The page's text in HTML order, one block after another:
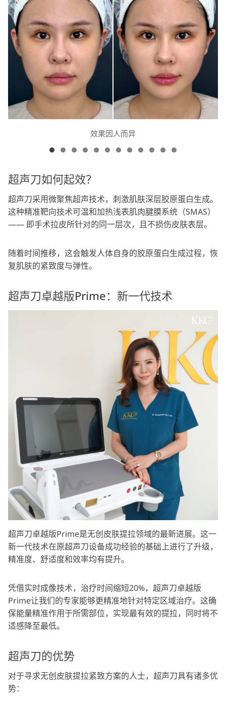
效果因人而异
超声刀如何起效？
超声刀采用微聚焦超声技术，刺激肌肤深层胶原蛋白生成。
这种精准靶向技术可温和加热浅表肌肉腱膜系统（SMAS）
—— 即手术拉皮所针对的同一层次，且不损伤皮肤表层。
随着时间推移，这会触发人体自身的胶原蛋白生成过程，恢
复肌肤的紧致度与弹性。
超声刀卓越版Prime：新一代技术
超声刀卓越版Prime是无创皮肤提拉领域的最新进展。这一
新一代技术在原超声刀设备成功经验的基础上进行了升级，
精准度、舒适度和效率均有提升。
凭借实时成像技术，治疗时间缩短20%，超声刀卓越版
Prime让我们的专家能够更精准地针对特定区域治疗。这确
保能量精准作用于所需部位，实现最有效的提拉，同时将不
适感降至最低。
超声刀的优势
对于寻求无创皮肤提拉紧致方案的人士，超声刀具有诸多优
势：